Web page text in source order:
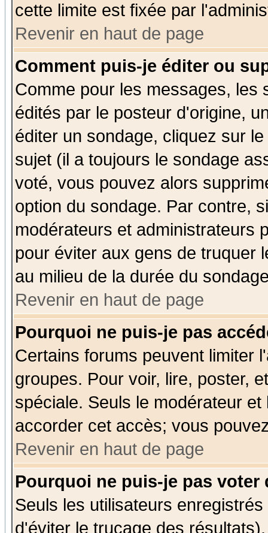
cette limite est fixée par
Revenir en haut de page
Comment puis-je éditer ou
Comme pour les messages, les
édités par le posteur d'origine,
éditer un sondage, cliquez sur
sujet (il a toujours le sondage
voté, vous pouvez alors
option du sondage. Par contre,
modérateurs et administrateurs
pour éviter aux gens de truquer
au milieu de la durée du
Revenir en haut de page
Pourquoi ne puis-je pas
Certains forums peuvent limiter
groupes. Pour voir, lire, poster,
spéciale. Seuls le modérateur
accorder cet accès; vous
Revenir en haut de page
Pourquoi ne puis-je pas voter
Seuls les utilisateurs
d'éviter le trucage des